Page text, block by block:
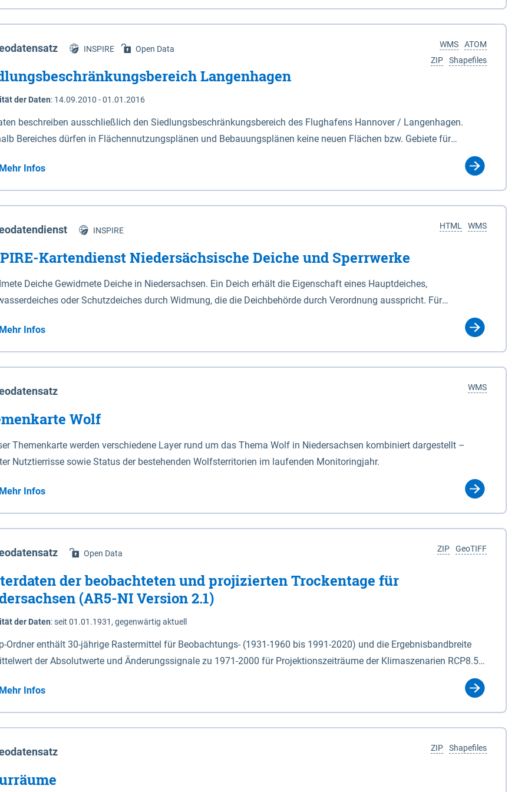
Niedersachsen (vgl. Abb. 4-1) entlang der Elbe zwischen Schnackenburg im Osten und Hohnstorf (Elbe) im Westen
472,5 bei Schnackenburg bis 569 bei Lauenburg). Das Biosphärenreservat umfasst Teile der Landkreise
Dannenberg und Lüneburg.
ATOM
WMS
Shapefiles
ZIP
INSPIRE Open Data
Langenhagen
der Daten: 14.09.2010 - 01.01.2016
beschreiben ausschließlich den Siedlungsbeschränkungsbereich des Flughafens Hannover / Langenhagen.
Bereiches dürfen in Flächennutzungsplänen und Bebauungsplänen keine neuen Flächen bzw. Gebiete für
Mehr Infos
WMS
HTML
INSPIRE
Kartendienst Niedersächsische Deiche und Sperrwerke
Deiche Gewidmete Deiche in Niedersachsen. Ein Deich erhält die Eigenschaft eines Hauptdeiches,
oder Schutzdeiches durch Widmung, die die Deichbehörde durch Verordnung ausspricht. Für
Deiche gelten die Bestimmungen des Niedersächsischen Deichgesetzes (NDG). Die Widmung "2.Deichlinie" ist
Sperrwerke Sperrwerke sind Bauwerke mit Sperrvorrichtungen in Tidegewässern, die dem
eines Gebietes vor erhöhten Tiden, vor allem vor Sturmfluten, zu dienen bestimmt sind (§2 Abs.3 NDG). Ein Bauwerk
Art erhält die Eigenschaft eines Sperrwerkes durch Widmung, die die Deichbehörde durch Verordnung
Mehr Infos
WMS
Wolf
Themenkarte werden verschiedene Layer rund um das Thema Wolf in Niedersachsen kombiniert dargestellt –
Nutztierrisse sowie Status der bestehenden Wolfsterritorien im laufenden Monitoringjahr.
Mehr Infos
GeoTIFF
ZIP
Open Data
der beobachteten und projizierten Trockentage für
(AR5-NI Version 2.1)
der Daten:seit 01.01.1931, gegenwärtig aktuell
Ordner enthält 30-jährige Rastermittel für Beobachtungs- (1931-1960 bis 1991-2020) und die Ergebnisbandbreite
der Absolutwerte und Änderungssignale zu 1971-2000 für Projektionszeiträume der Klimaszenarien RCP8.5
(Jun. - Aug.) - au: Herbst (Sep. - Nov.) - wi: Winter (Dez. - Feb.) - hyr:
Jahr (Nov. - Okt.) - hsu: Hydrologisches Sommerhalbjahr (Mai - Okt.) - hwi: Hydrologisches Winterhalbjahr
- vd: Vegetationsruhe (Okt. - Mär.) Neben den Rasterdaten ist eine
zu den Dateinamen und für eine Darstellung im GIS eine Klassifizierung der Rasterdaten mit Klassenname und
code gegeben.
Mehr Infos
Shapefiles
ZIP